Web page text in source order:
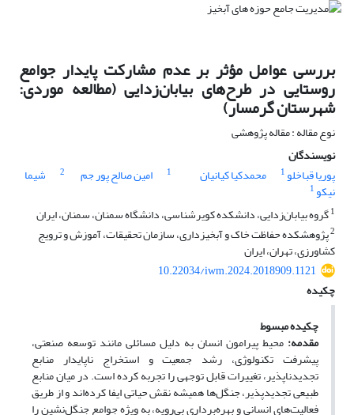
بررسی عوامل مؤثر بر عدم مشارکت پایدار جوامع
روستایی در طرح‌های بیابان‌زدایی (مطالعه موردی:
شهرستان گرمسار)
نوع مقاله : مقاله پژوهشی
نویسندگان
پوریا قباخلو1 محمدکیا کیانیان 1 امین صالح پور جم 2 شیما
نیکو1
1گروه بیابان‌زدایی، دانشکده کویرشناسی، دانشگاه سمنان، سمنان، ایران
2پژوهشکده حفاظت خاک و آبخیزداری، سازمان تحقیقات، آموزش و ترویج
کشاورزی، تهران، ایران
10.22034/iwm.2024.2018909.1121
چکیده
چکیده مبسوط
مقدمه: محیط پیرامون انسان به دلیل مسائلی مانند توسعه صنعتی،
پیشرفت تکنولوژی، رشد جمعیت و استخراج ناپایدار منابع
تجدیدناپذیر، تغییرات قابل توجهی را تجربه کرده است. در میان منابع
طبیعی تجدیدپذیر، جنگل‌ها همیشه نقش حیاتی ایفا کرده‌اند و از طریق
فعالیت‌های انسانی و بهره‌برداری بی‌رویه، به‌ ویژه جوامع جنگل‌نشین را